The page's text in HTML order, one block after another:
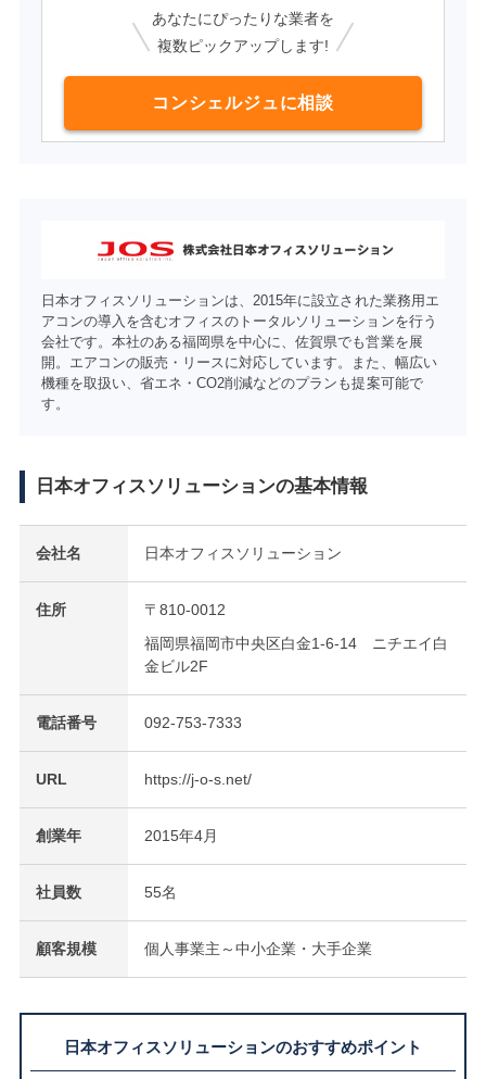
あなたにぴったりな業者を
複数ピックアップします!
コンシェルジュに相談
日本オフィスソリューションは、2015年に設立された業務用エ
アコンの導入を含むオフィスのトータルソリューションを行う
会社です。本社のある福岡県を中心に、佐賀県でも営業を展
開。エアコンの販売・リースに対応しています。また、幅広い
機種を取扱い、省エネ・CO2削減などのプランも提案可能で
す。
日本オフィスソリューションの基本情報
会社名 日本オフィスソリューション
住所
〒810-0012
福岡県福岡市中央区白金1-6-14 ニチエイ白
金ビル2F
電話番号 092-753-7333
URL https://j-o-s.net/
創業年 2015年4月
社員数 55名
顧客規模 個人事業主～中小企業・大手企業
日本オフィスソリューションのおすすめポイント